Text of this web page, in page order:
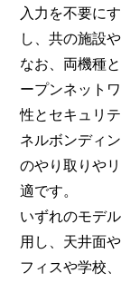
入力を不要に
し、共の施設
なお、両機種
ープンネット
性とセキュリ
ネルボンディ
のやり取りや
適です。
いずれのモデ
用し、天井面
フィスや学校